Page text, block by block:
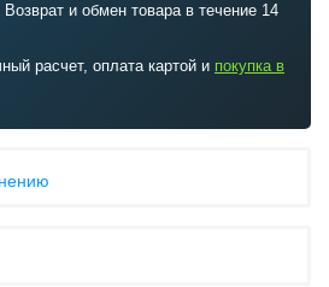
и обмен товара в течение 14
расчет, оплата картой и покупка в